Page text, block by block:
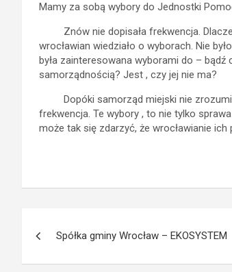
Mamy za sobą wybory do Jednostki
Znów nie dopisała frekwencja.
wrocławian wiedziało o wyborach. Nie
była zainteresowana wyborami do –
samorządnością? Jest , czy jej nie ma?
Dopóki samorząd miejski nie zrozumie,
frekwencja. Te wybory , to nie tylko
może tak się zdarzyć, że wrocławianie
wpisu
Spółka gminy Wrocław – EKOSYSTEM